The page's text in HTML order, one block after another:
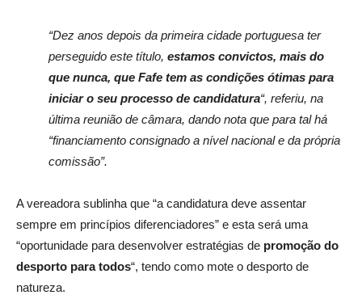
“Dez anos depois da primeira cidade portuguesa ter
perseguido este título, estamos convictos, mais do
que nunca, que Fafe tem as condições ótimas para
iniciar o seu processo de candidatura“, referiu, na
última reunião de câmara, dando nota que para tal há
“financiamento consignado a nível nacional e da própria
comissão”.
A vereadora sublinha que “a candidatura deve assentar
sempre em princípios diferenciadores” e esta será uma
“oportunidade para desenvolver estratégias de promoção do
desporto para todos“, tendo como mote o desporto de
natureza.